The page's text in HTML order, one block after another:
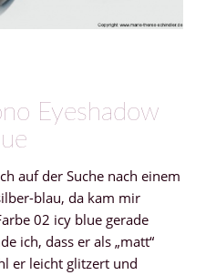
Eyeshadow
auf der Suche nach einem
blau, da kam mir
02 icy blue gerade
ich, dass er als „matt“
er leicht glitzert und